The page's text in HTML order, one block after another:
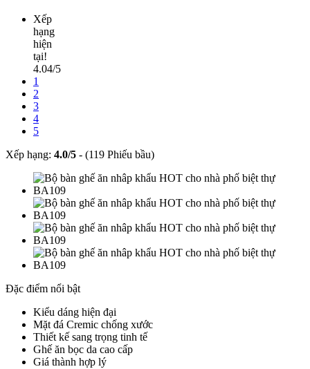
Xếp
hạng
hiện
tại!
4.04/5
1
2
3
4
5
Xếp hạng: 4.0/5 - (119 Phiếu bầu)
Đặc điểm nổi bật
Kiểu dáng hiện đại
Mặt đá Cremic chống xước
Thiết kế sang trọng tinh tế
Ghế ăn bọc da cao cấp
Giá thành hợp lý